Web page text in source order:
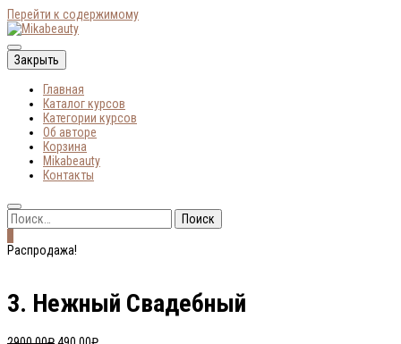
Перейти к содержимому
Mikabeauty
Онлайн-курсы по макияжу
Закрыть
Главная
Каталог курсов
Категории курсов
Об авторе
Корзина
Mikabeauty
Контакты
Найти:
Распродажа!
3. Нежный Свадебный
Первоначальная
Текущая